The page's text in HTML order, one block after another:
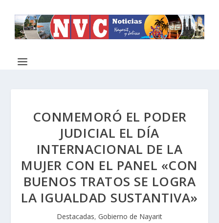
CONMEMORÓ EL PODER
JUDICIAL EL DÍA
INTERNACIONAL DE LA
MUJER CON EL PANEL «CON
BUENOS TRATOS SE LOGRA
LA IGUALDAD SUSTANTIVA»
Destacadas, Gobierno de Nayarit